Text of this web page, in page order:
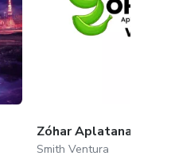
Zóhar Aplatanao Vol. 1
Smith Ventura